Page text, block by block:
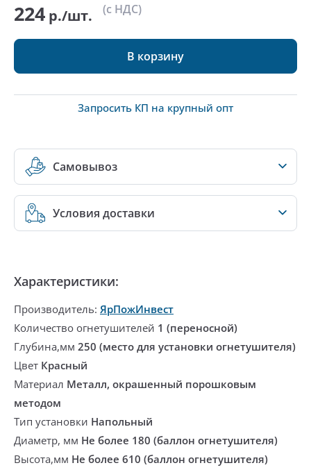
224 р./шт. (с НДС)
В корзину
Запросить КП на крупный опт
Самовывоз
Условия доставки
Характеристики:
Производитель: ЯрПожИнвест
Количество огнетушителей 1 (переносной)
Глубина,мм 250 (место для установки огнетушителя)
Цвет Красный
Материал Металл, окрашенный порошковым
методом
Тип установки Напольный
Диаметр, мм Не более 180 (баллон огнетушителя)
Высота,мм Не более 610 (баллон огнетушителя)